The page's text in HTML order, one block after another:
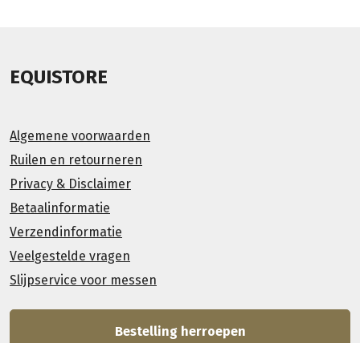
EQUISTORE
Algemene voorwaarden
Ruilen en retourneren
Privacy & Disclaimer
Betaalinformatie
Verzendinformatie
Veelgestelde vragen
Slijpservice voor messen
Bestelling herroepen